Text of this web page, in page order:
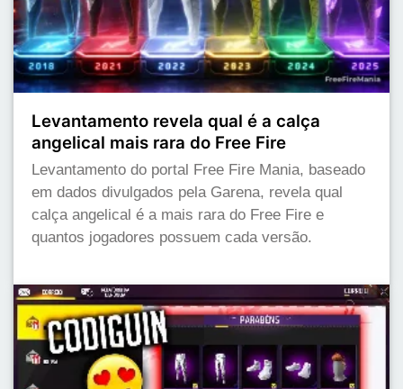
Levantamento revela qual é a calça
angelical mais rara do Free Fire
Levantamento do portal Free Fire Mania, baseado
em dados divulgados pela Garena, revela qual
calça angelical é a mais rara do Free Fire e
quantos jogadores possuem cada versão.